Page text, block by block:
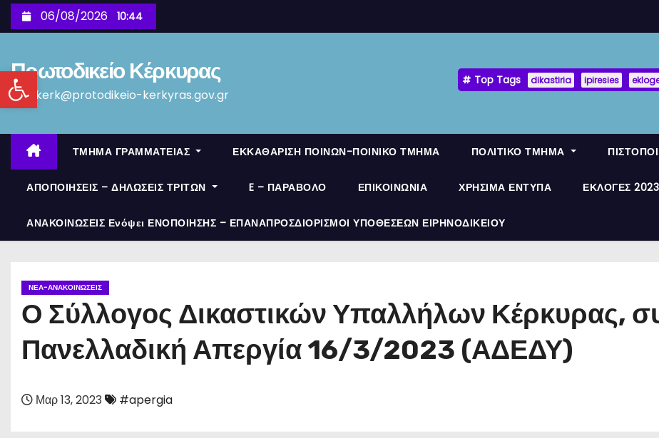
Ανοίξτε τη γραμμή εργαλείων
k
p
o
06/08/2026 10:44
Πρωτοδικείο Κέρκυρας
protkerk@protodikeio-kerkyras.gov.gr
Top Tags dikastiria ipiresies
ΤΜΗΜΑ ΓΡΑΜΜΑΤΕΙΑΣ ΕΚΚΑΘΑΡΙΣΗ ΠΟΙΝΩΝ-ΠΟΙΝΙΚΟ ΤΜΗΜΑ ΠΟΛΙΤΙΚΟ ΤΜΗΜΑ
ΑΠΟΠΟΙΗΣΕΙΣ – ΔΗΛΩΣΕΙΣ ΤΡΙΤΩΝ E – ΠΑΡΑΒΟΛΟ ΕΠΙΚΟΙΝΩΝΙΑ ΧΡΗΣΙΜΑ ΕΝΤΥΠΑ ΕΚΛΟΓΕΣ 2023
ΑΝΑΚΟΙΝΩΣΕΙΣ Ενόψει ΕΝΟΠΟΙΗΣΗΣ – ΕΠΑΝΑΠΡΟΣΔΙΟΡΙΣΜΟΙ ΥΠΟΘΕΣΕΩΝ ΕΙΡΗΝΟΔΙΚΕΙΟΥ
ΝΈΑ-ΑΝΑΚΟΙΝΏΣΕΙΣ
Ο Σύλλογος Δικαστικών Υπαλλήλων Κέρκυρας,
Πανελλαδική Απεργία 16/3/2023 (ΑΔΕΔΥ)
Μαρ 13, 2023 #apergia